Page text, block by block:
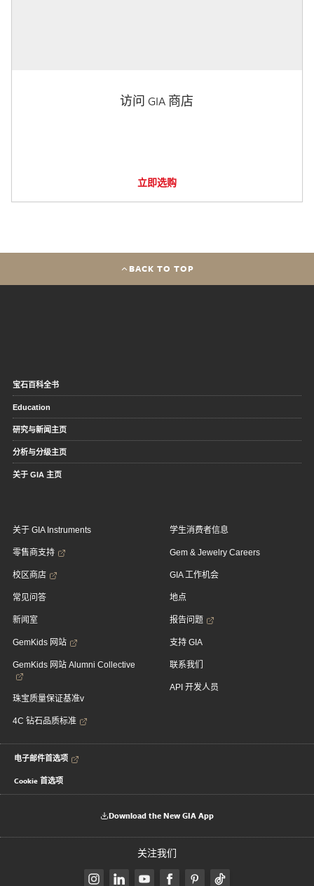
访问 GIA 商店
立即选购
BACK TO TOP
宝石百科全书
Education
研究与新闻主页
分析与分级主页
关于 GIA 主页
关于 GIA Instruments
零售商支持
校区商店
常见问答
新闻室
GemKids 网站
GemKids 网站 Alumni Collective
珠宝质量保证基准v
4C 钻石品质标准
学生消费者信息
Gem & Jewelry Careers
GIA 工作机会
地点
报告问题
支持 GIA
联系我们
API 开发人员
电子邮件首选项
Cookie 首选项
Download the New GIA App
关注我们